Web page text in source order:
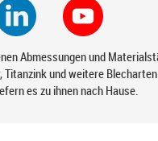
Abmessungen und
und weitere Blecharten.
es zu ihnen nach Hause.